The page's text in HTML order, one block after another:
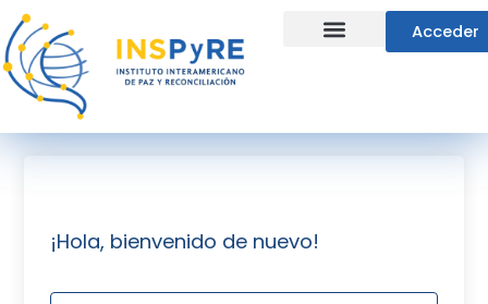
al
contenido
Acceder
¡Hola, bienvenido de nuevo!